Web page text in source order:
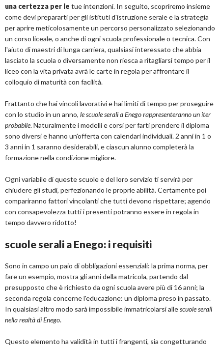
una certezza per le tue intenzioni. In seguito, scopriremo insieme
come devi prepararti per gli istituti d'istruzione serale e la strategia
per aprire meticolosamente un percorso personalizzato selezionando
un corso liceale, o anche di ogni scuola professionale o tecnica. Con
l'aiuto di maestri di lunga carriera, qualsiasi interessato che abbia
lasciato la scuola o diversamente non riesca a ritagliarsi tempo per il
liceo con la vita privata avrà le carte in regola per affrontare il
colloquio di maturità con facilità.
Frattanto che hai vincoli lavorativi e hai limiti di tempo per proseguire
con lo studio in un anno, le scuole serali a Enego rappresenteranno un iter
probabile. Naturalmente i modelli e corsi per farti prendere il diploma
sono diversi e hanno un'offerta con calendari individuali. 2 anni in 1 o
3 anni in 1 saranno desiderabili, e ciascun alunno completerà la
formazione nella condizione migliore.
Ogni variabile di queste scuole e del loro servizio ti servirà per
chiudere gli studi, perfezionando le proprie abilità. Certamente poi
compariranno fattori vincolanti che tutti devono rispettare; agendo
con consapevolezza tutti i presenti potranno essere in regola in
tempo davvero ridotto!
scuole serali a Enego: i requisiti
Sono in campo un paio di obbligazioni essenziali: la prima norma, per
fare un esempio, mostra gli anni della matricola, partendo dal
presupposto che è richiesto da ogni scuola avere più di 16 anni; la
seconda regola concerne l'educazione: un diploma preso in passato.
In qualsiasi altro modo sarà impossibile immatricolarsi allescuole serali
nella realtà di Enego.
Questo elemento ha validità in tutti i frangenti, sia congetturando